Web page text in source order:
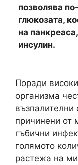
позволява
глюкозата,
на
инсулин.
Поради
организма
възпалителни
причинени от
гъбични
голямото
растежа на